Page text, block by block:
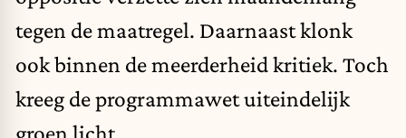
tegen de maatregel. Daarnaast klonk
ook binnen de meerderheid kritiek. Toch
kreeg de programmawet uiteindelijk
groen licht.